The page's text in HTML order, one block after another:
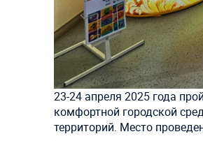
23-24 апреля 2025 года
комфортной городской
территорий. Место